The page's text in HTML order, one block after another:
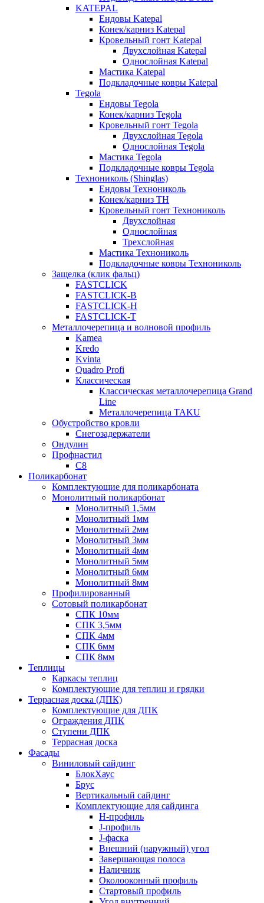
KATEPAL
Ендовы Katepal
Конек/карниз Katepal
Кровельный гонт Katepal
Двухслойная Katepal
Однослойная Katepal
Мастика Katepal
Подкладочные ковры Katepal
Tegola
Ендовы Tegola
Конек/карниз Tegola
Кровельный гонт Tegola
Двухслойная Tegola
Однослойная Tegola
Мастика Tegola
Подкладочные ковры Tegola
Технониколь (Shinglas)
Ендовы Технониколь
Конек/карниз ТН
Кровельный гонт Технониколь
Двухслойная
Однослойная
Трехслойная
Мастика Технониколь
Подкладочные ковры Технониколь
Защелка (клик фальц)
FASTCLICK
FASTCLICK-B
FASTCLICK-H
FASTCLICK-T
Металлочерепица и волновой профиль
Kamea
Kredo
Kvinta
Quadro Profi
Классическая
Классическая металлочерепица Grand
Line
Металлочерепица TAKU
Обустройство кровли
Снегозадержатели
Ондулин
Профнастил
С8
Поликарбонат
Комплектующие для поликарбоната
Монолитный поликарбонат
Монолитный 1,5мм
Монолитный 1мм
Монолитный 2мм
Монолитный 3мм
Монолитный 4мм
Монолитный 5мм
Монолитный 6мм
Монолитный 8мм
Профилированный
Сотовый поликарбонат
СПК 10мм
СПК 3,5мм
СПК 4мм
СПК 6мм
СПК 8мм
Теплицы
Каркасы теплиц
Комплектующие для теплиц и грядки
Террасная доска (ДПК)
Комплектующие для ДПК
Ограждения ДПК
Ступени ДПК
Террасная доска
Фасады
Виниловый сайдинг
БлокХаус
Брус
Вертикальный сайдинг
Комплектующие для сайдинга
H-профиль
J-профиль
J-фаска
Внешний (наружный) угол
Завершающая полоса
Наличник
Околооконный профиль
Стартовый профиль